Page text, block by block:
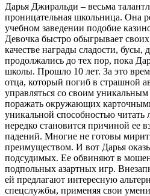
Дарья Джиральди – весьма
проницательная школьница. Она
учебном заведении подобие
Девочка быстро обыгрывает
качестве награды сладости, бусы,
продолжались до тех пор, пока
школы. Прошло 10 лет. За это
отца, который погиб в страшной
управляться со своим
поражать окружающих
уникальной способностью читать
нередко становится причиной ее
падений. Многие не готовы
преимуществом. И вот Дарья
подсудимых. Ее обвиняют в
подпольных азартных игр.
ей предлагают интересную
спецслужбы, применяя свои